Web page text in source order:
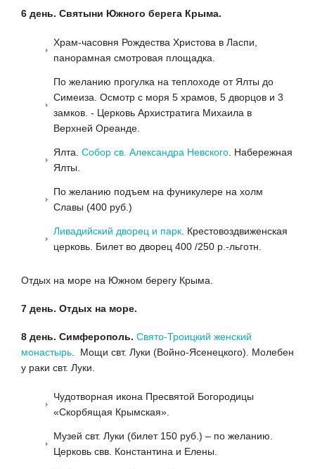
6 день. Святыни Южного берега Крыма.
Храм-часовня Рождества Христова в Ласпи,
панорамная смотровая площадка.
По желанию прогулка на теплоходе от Ялты до
Симеиза. Осмотр с моря 5 храмов, 5 дворцов и 3
замков. - Церковь Архистратига Михаила в
Верхней Ореанде.
Ялта. Собор св. Александра Невского. Набережная
Ялты.
По желанию подъем на фуникулере на холм
Славы (400 руб.)
Ливадийский дворец и парк. Крестовоздвиженская
церковь. Билет во дворец 400 /250 р.-льготн.
Отдых на море на Южном берегу Крыма.
7 день. Отдых на море.
8 день. Симферополь. Свято-Троицкий женский
монастырь. Мощи свт. Луки (Войно-Ясенецкого). Молебен
у раки свт. Луки.
Чудотворная икона Пресвятой Богородицы
«Скорбящая Крымская».
Музей свт. Луки (билет 150 руб.) – по желанию.
Церковь свв. Константина и Елены.